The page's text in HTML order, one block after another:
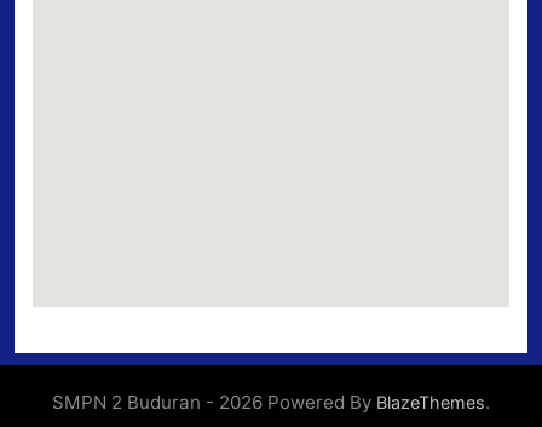
SMPN 2 Buduran - 2026 Powered By BlazeThemes.